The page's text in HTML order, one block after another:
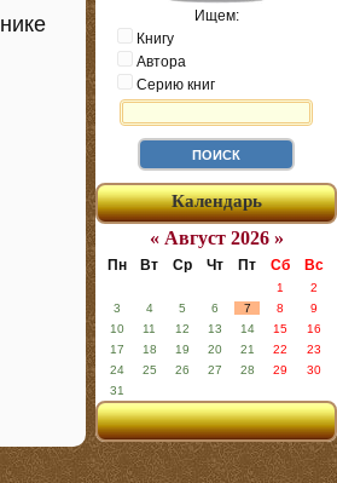
Ищем:
Книгу
Автора
Серию книг
Календарь
« Август 2026 »
Пн Вт Ср Чт Пт Сб Вс
1
2
3
4 5 6 7 8
9
10
11 12 13 14 15
16
17
18 19 20 21 22
23
24
25 26 27 28 29
30
31